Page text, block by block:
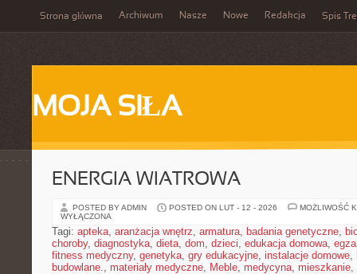
Strona główna Archiwum Nasze Nowe Redakcja Spis
MOJA SIŁA
ENERGIA WIATROWA
POSTED BY ADMIN POSTED ON LUT - 12 - 2026
MOŻLIWOŚĆ
WYŁĄCZONA
Tagi: apteka, aranżacja wnętrz, armatura, badania genetyczne,
choroby, diagnostyka, dieta, dom, dzieci, edukacja domowa,
fitness medyczny, genetyka, gry edukacyjne, instalacje domowe,
budowlane., materiały medyczne, Meble, medycyna, mieszkanie,